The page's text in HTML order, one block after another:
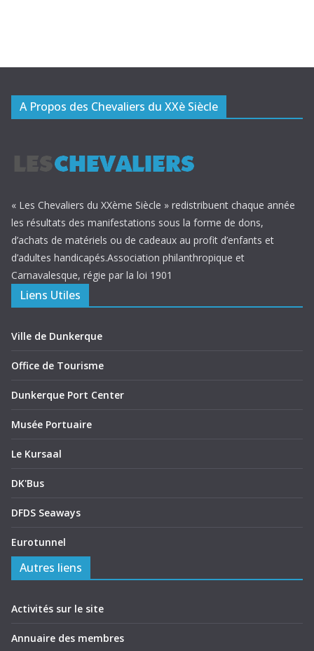
A Propos des Chevaliers du XXè Siècle
« Les Chevaliers du XXème Siècle » redistribuent chaque année
les résultats des manifestations sous la forme de dons,
d’achats de matériels ou de cadeaux au profit d’enfants et
d’adultes handicapés.Association philanthropique et
Carnavalesque, régie par la loi 1901
Liens Utiles
Ville de Dunkerque
Office de Tourisme
Dunkerque Port Center
Musée Portuaire
Le Kursaal
DK'Bus
DFDS Seaways
Eurotunnel
Autres liens
Activités sur le site
Annuaire des membres